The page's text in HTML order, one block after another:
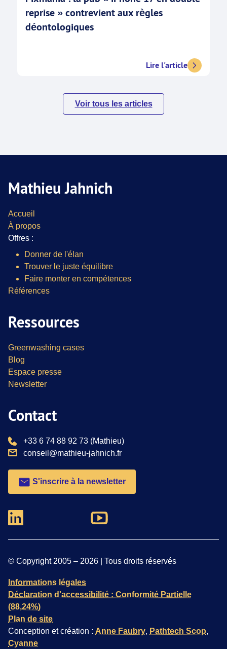
reprise » contrevient aux règles
déontologiques
Lire l'article
Voir tous les articles
Mathieu Jahnich
Accueil
À propos
Offres :
Donner de l'élan
Trouver le juste équilibre
Faire monter en compétences
Références
Ressources
Greenwashing cases
Blog
Espace presse
Newsletter
Contact
téléphone :
+33 6 74 88 92 73 (Mathieu)
email :
conseil@mathieu-jahnich.fr
S'inscrire à la newsletter
© Copyright 2005 – 2026 | Tous droits réservés
Informations légales
Déclaration d'accessibilité : Conformité Partielle
(88,24%)
Plan de site
Conception et création : Anne Faubry, Pathtech Scop,
Cyanne